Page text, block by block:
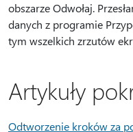
obszarze Odwołaj.
danych z programie
tym wszelkich zrzutów
Artykuły
Odtworzenie kroków za